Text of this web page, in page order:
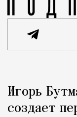
Город
Игорь
создает